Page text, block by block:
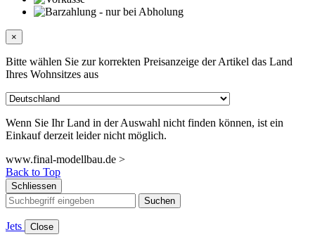
×
Bitte wählen Sie zur korrekten Preisanzeige der Artikel das Land
Ihres Wohnsitzes aus
Wenn Sie Ihr Land in der Auswahl nicht finden können, ist ein
Einkauf derzeit leider nicht möglich.
www.final-modellbau.de >
Back to Top
Schliessen
Suchen
Jets Close